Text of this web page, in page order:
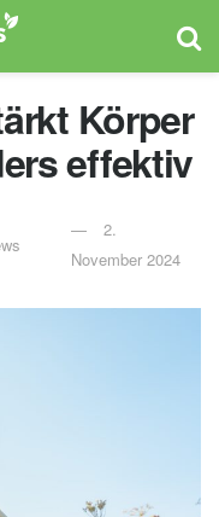
Körper
effektiv
2.
November 2024